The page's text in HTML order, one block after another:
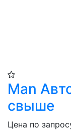
Man
свыше
Цена по